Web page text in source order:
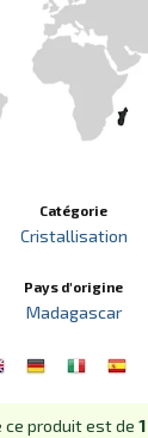
Catégorie
Cristallisation
Pays d'origine
Madagascar
ce produit est de